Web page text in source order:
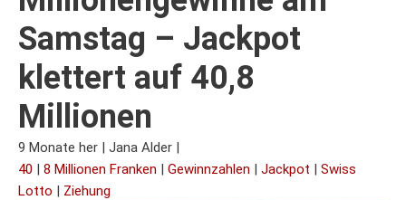
Samstag – Jackpot
klettert auf 40,8
Millionen
9 Monate her | Jana Alder |
40 | 8 Millionen Franken | Gewinnzahlen | Jackpot | Swiss
Lotto | Ziehung